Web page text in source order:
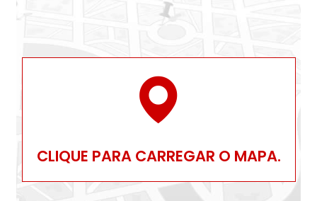
CLIQUE PARA CARREGAR O MAPA.